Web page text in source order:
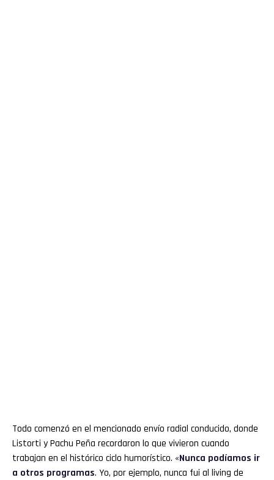
Todo comenzó en el mencionado envío radial conducido, donde
Listorti y Pachu Peña recordaron lo que vivieron cuando
trabajan en el histórico ciclo humorístico. «Nunca podíamos ir
a otros programas. Yo, por ejemplo, nunca fui al living de